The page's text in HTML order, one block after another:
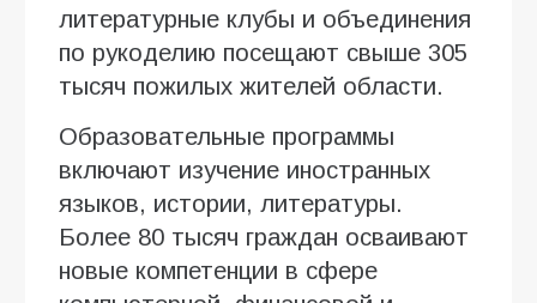
литературные клубы и объединения
по рукоделию посещают свыше 305
тысяч пожилых жителей области.
Образовательные программы
включают изучение иностранных
языков, истории, литературы.
Более 80 тысяч граждан осваивают
новые компетенции в сфере